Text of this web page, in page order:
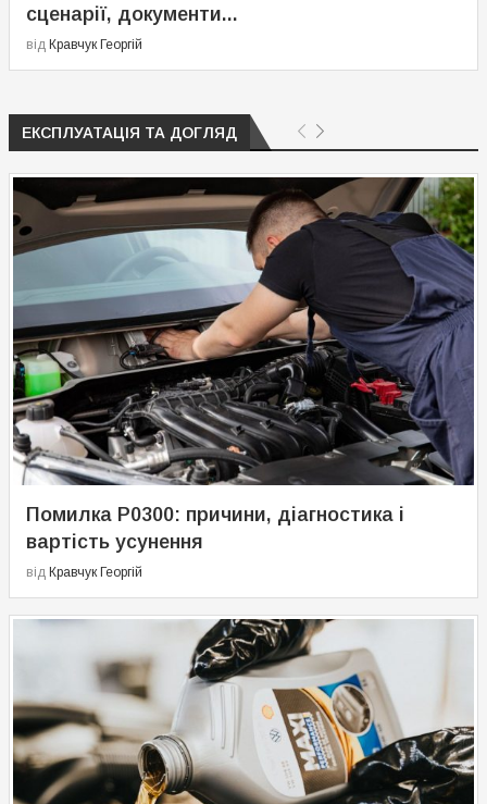
сценарії, документи...
від Кравчук Георгій
ЕКСПЛУАТАЦІЯ ТА ДОГЛЯД
Помилка P0300: причини, діагностика і
вартість усунення
від Кравчук Георгій